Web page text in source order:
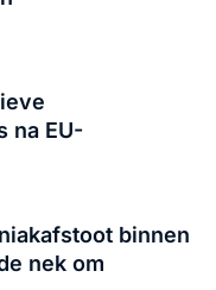
na EU-
binnen
nek om